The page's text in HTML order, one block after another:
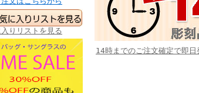
りリストを見る
14時までのご注文確定で即